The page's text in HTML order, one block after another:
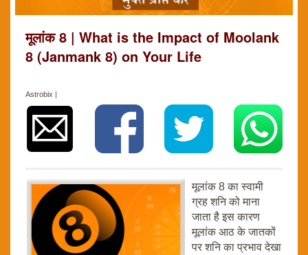
मूलांक 8 | What is the Impact of Moolank
8 (Janmank 8) on Your Life
Astrobix |
मूलांक 8 का स्वामी
ग्रह शनि को माना
जाता है इस कारण
मूलांक आठ के जातकों
पर शनि का प्रभाव देखा